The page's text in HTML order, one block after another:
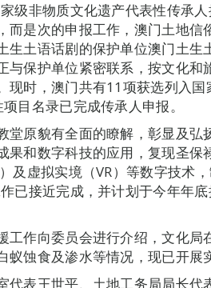
级非物质文化遗产代表性传承人
而是次的申报工作，澳门土地信
生土语话剧的保护单位澳门土生
与保护单位紧密联系，按文化和
现时，澳门共有11项获选列入国
目名录已完成传承人申报。
堂原貌有全面的瞭解，彰显及弘
果和数字科技的应用，复现圣保
及虚拟实境（VR）等数字技术
已接近完成，并计划于今年年
工作向委员会进行介绍，文化局
蚀食及渗水等情况，现已开展
代表王世平、土地工务局局长代